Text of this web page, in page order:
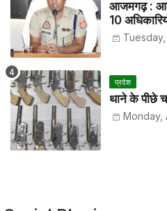
आजमगढ़ : आठ
10
प्रदेश
थाने के पीछे
Monday,